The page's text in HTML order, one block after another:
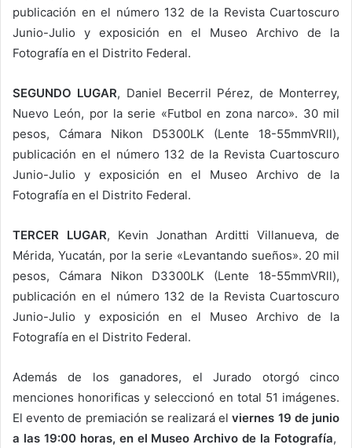
publicación en el número 132 de la Revista Cuartoscuro
Junio-Julio y exposición en el Museo Archivo de la
Fotografía en el Distrito Federal.
SEGUNDO LUGAR, Daniel Becerril Pérez, de Monterrey,
Nuevo León, por la serie «Futbol en zona narco». 30 mil
pesos, Cámara Nikon D5300LK (Lente 18-55mmVRll),
publicación en el número 132 de la Revista Cuartoscuro
Junio-Julio y exposición en el Museo Archivo de la
Fotografía en el Distrito Federal.
TERCER LUGAR, Kevin Jonathan Arditti Villanueva, de
Mérida, Yucatán, por la serie «Levantando sueños». 20 mil
pesos, Cámara Nikon D3300LK (Lente 18-55mmVRll),
publicación en el número 132 de la Revista Cuartoscuro
Junio-Julio y exposición en el Museo Archivo de la
Fotografía en el Distrito Federal.
Además de los ganadores, el Jurado otorgó cinco
menciones honorificas y seleccionó en total 51 imágenes.
El evento de premiación se realizará elviernes 19 de junio
a las 19:00 horas, en el Museo Archivo de la Fotografía,